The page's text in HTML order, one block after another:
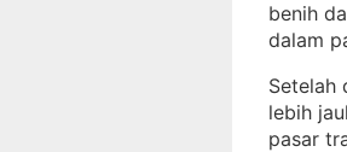
benih
dalam
Setelah
lebih
pasar